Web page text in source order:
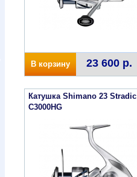
В корзину 23 600 р.
Катушка Shimano 23 Stradic
C3000HG